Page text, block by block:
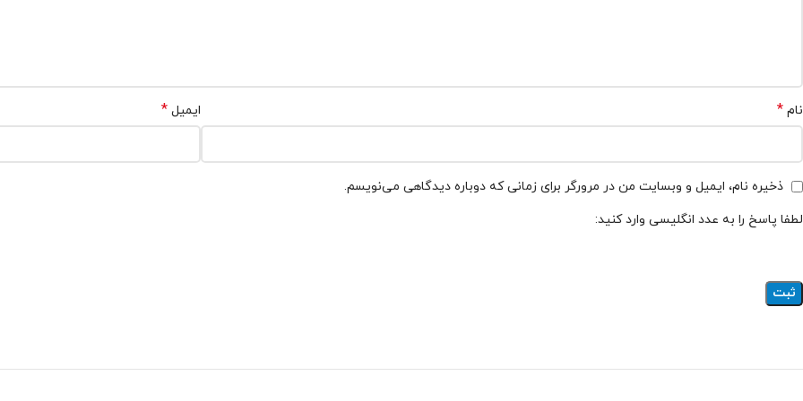
نام * ایمیل *
ذخیره نام، ایمیل و وبسایت من در مرورگر برای زمانی که دوباره دیدگاهی می‌نویسم.
لطفا پاسخ را به عدد انگلیسی وارد کنید: